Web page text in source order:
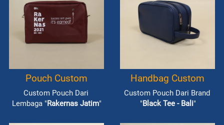
Pouch Custom
Custom Pouch Dari
Lembaga "Rakernas Jatim"
Handbag Custom
Custom Pouch Dari Brand
"Black Tee - Bali"